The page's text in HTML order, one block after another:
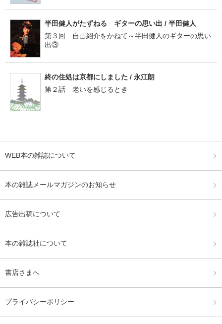
半田健人がたずねる ギターの思い出 / 半田健人
第３回 自己紹介をかねて～半田健人のギターの思い
出③
終の住処は京都にしました / 永江朗
第２話 老いを感じるとき
WEB本の雑誌について
本の雑誌メールマガジンのお知らせ
広告出稿について
本の雑誌社について
書店さまへ
プライバシーポリシー